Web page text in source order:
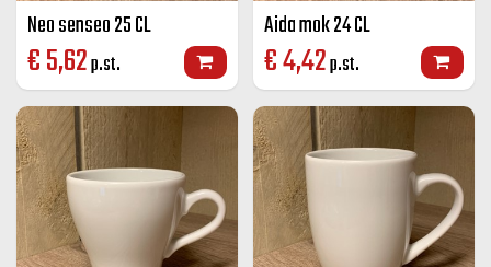
Neo senseo 25 CL
€5,62p.st.
Aida mok 24 CL
€4,42p.st.